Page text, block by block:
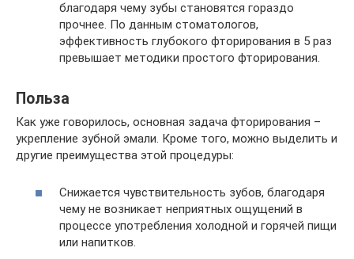
благодаря чему зубы становятся гораздо
прочнее. По данным стоматологов,
эффективность глубокого фторирования в 5 раз
превышает методики простого фторирования.
Польза
Как уже говорилось, основная задача фторирования –
укрепление зубной эмали. Кроме того, можно выделить и
другие преимущества этой процедуры:
Снижается чувствительность зубов, благодаря
чему не возникает неприятных ощущений в
процессе употребления холодной и горячей пищи
или напитков.